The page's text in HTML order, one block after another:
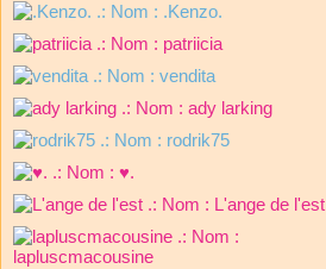
.: Nom : .Kenzo.
.: Nom : patriicia
.: Nom : vendita
.: Nom : ady larking
.: Nom : rodrik75
.: Nom : ♥.
.: Nom : L'ange de l'est
.: Nom :
lapluscmacousine